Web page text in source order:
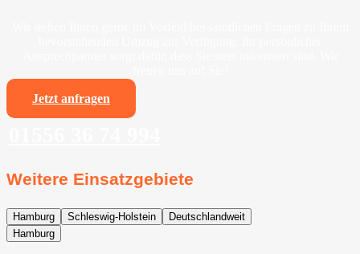
Jetzt anfragen
Weitere Einsatzgebiete
Hamburg Schleswig-Holstein
Deutschlandweit
Hamburg